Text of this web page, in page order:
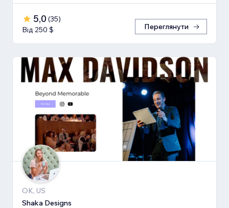
5,0 (35)
Від 250 $
Переглянути
OK, US
Shaka Designs